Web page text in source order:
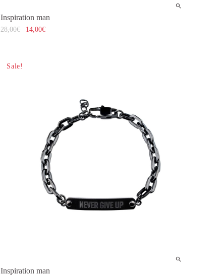
Inspiration man
28,00€ 14,00€
Sale!
Inspiration man